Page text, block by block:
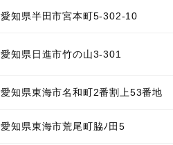
愛知県半田市宮本町5-302-10
愛知県日進市竹の山3-301
愛知県東海市名和町2番割上53番地
愛知県東海市荒尾町脇ﾉ田5